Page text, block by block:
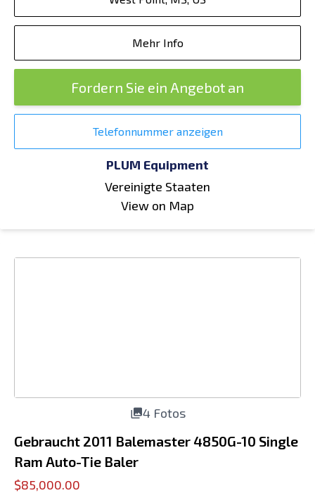
Mehr Info
Fordern Sie ein Angebot an
Telefonnummer anzeigen
PLUM Equipment
Vereinigte Staaten
View on Map
4 Fotos
Gebraucht 2011 Balemaster 4850G-10 Single
Ram Auto-Tie Baler
$85,000.00